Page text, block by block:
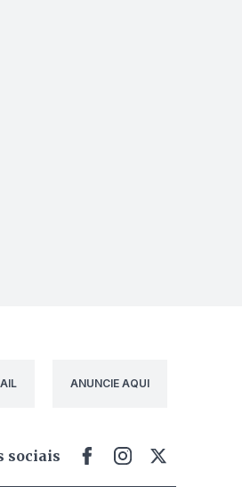
ANUNCIE AQUI
sociais